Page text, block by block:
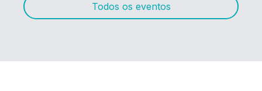
Todos os eventos